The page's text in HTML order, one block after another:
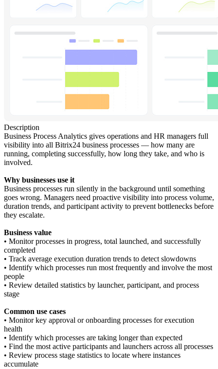
Description
Business Process Analytics gives operations and HR managers full
visibility into all Bitrix24 business processes — how many are
running, completing successfully, how long they take, and who is
involved.
Why businesses use it
Business processes run silently in the background until something
goes wrong. Managers need proactive visibility into process volume,
duration trends, and participant activity to prevent bottlenecks before
they escalate.
Business value
• Monitor processes in progress, total launched, and successfully
completed
• Track average execution duration trends to detect slowdowns
• Identify which processes run most frequently and involve the most
people
• Review detailed statistics by launcher, participant, and process
stage
Common use cases
• Monitor key approval or onboarding processes for execution
health
• Identify which processes are taking longer than expected
• Find the most active participants and launchers across all processes
• Review process stage statistics to locate where instances
accumulate